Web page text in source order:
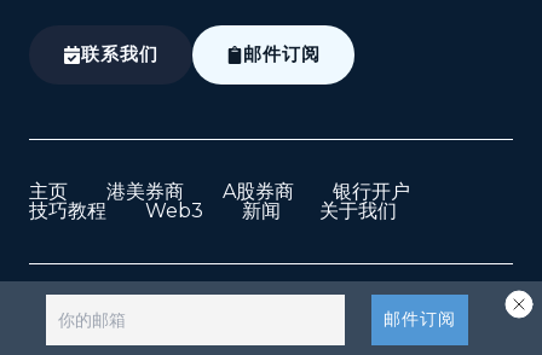
联系我们 邮件订阅
主页 港美券商 A股券商
银行开户
技巧教程
Web3 新闻 关于我们
Copyright © 2026 CashCow